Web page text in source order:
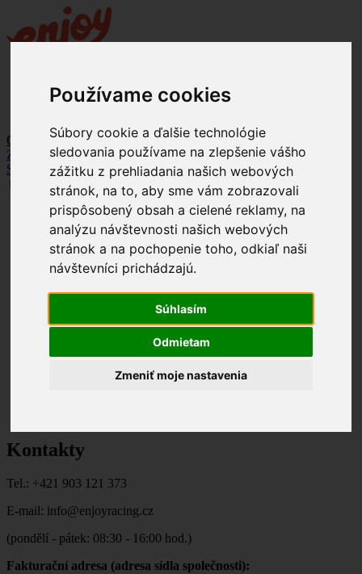
Používame cookies
Súbory cookie a ďalšie technológie
sledovania používame na zlepšenie vášho
zážitku z prehliadania našich webových
stránok, na to, aby sme vám zobrazovali
prispôsobený obsah a cielené reklamy, na
analýzu návštevnosti našich webových
stránok a na pochopenie toho, odkiaľ naši
návštevníci prichádzajú.
Súhlasím
Odmietam
Zmeniť moje nastavenia
+421 903 121 373
0Kč
Zpět na web
SK
+421 903 121 373
info@enjoyracing.cz
Rezervovat termín
Ponuka
Letištní okruhy
Jak to funguje
Firemní akce
Kontakty
Tel.: +421 903 121 373
E-mail: info@enjoyracing.cz
(pondělí - pátek: 08:30 - 16:00 hod.)
Fakturační adresa (adresa sídla společnosti):